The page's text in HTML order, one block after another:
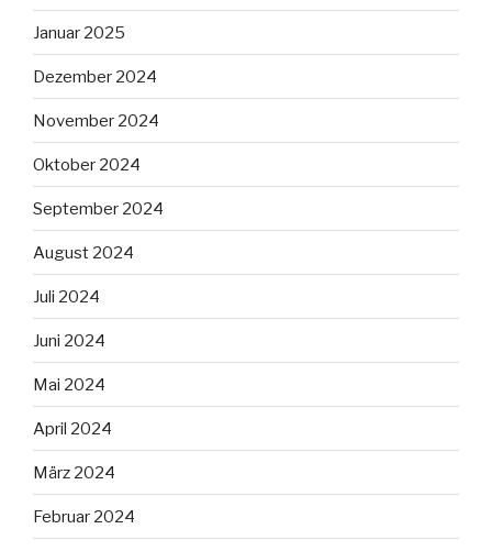
Januar 2025
Dezember 2024
November 2024
Oktober 2024
September 2024
August 2024
Juli 2024
Juni 2024
Mai 2024
April 2024
März 2024
Februar 2024